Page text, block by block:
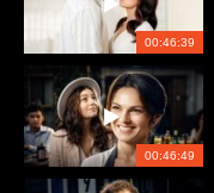
00:46:39
00:46:49